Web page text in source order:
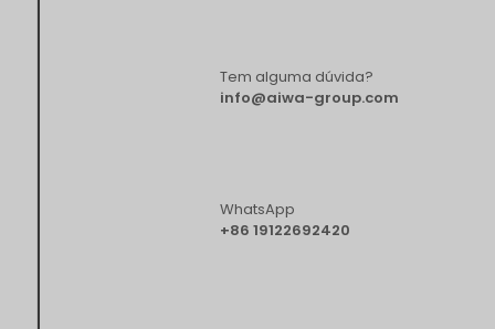
Tem alguma dúvida?
info@aiwa-group.com
WhatsApp
+86 19122692420